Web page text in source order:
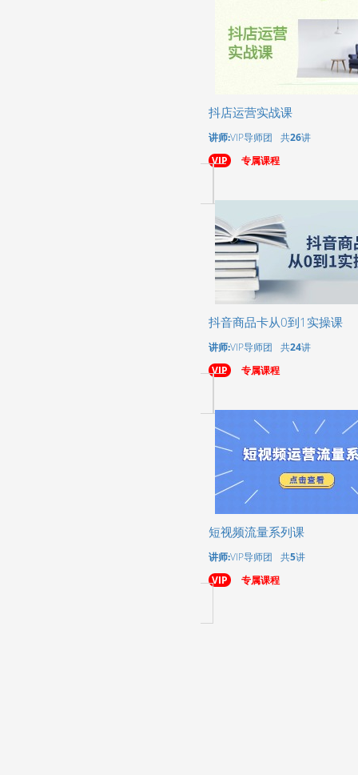
抖店运营实战课
讲师:VIP导师团 共26讲
VIP
专属课程
抖音商品卡从0到1实操课
讲师:VIP导师团 共24讲
VIP
专属课程
短视频流量系列课
讲师:VIP导师团 共5讲
VIP
专属课程